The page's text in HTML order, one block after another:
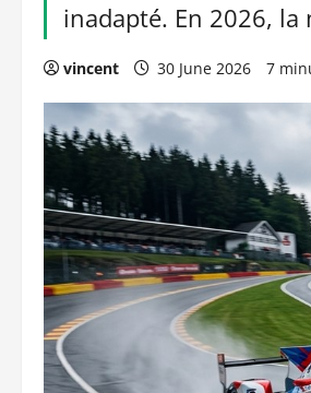
inadapté. En 2026,
vincent 30 June 2026 7